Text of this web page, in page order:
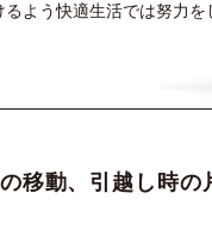
るよう快適生活では努力を
移動、引越し時の